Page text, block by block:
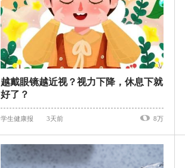
越戴眼镜越近视？视力下降，休息下就
好了？
学生健康报 3天前 8万